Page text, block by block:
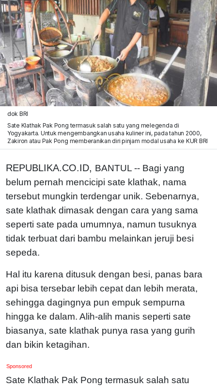
dok BRI
Sate Klathak Pak Pong termasuk salah satu yang melegenda di
Yogyakarta. Untuk mengembangkan usaha kuliner ini, pada tahun 2000,
Zakiron atau Pak Pong memberanikan diri pinjam modal usaha ke KUR BRI
REPUBLIKA.CO.ID, BANTUL -- Bagi yang
belum pernah mencicipi sate klathak, nama
tersebut mungkin terdengar unik. Sebenarnya,
sate klathak dimasak dengan cara yang sama
seperti sate pada umumnya, namun tusuknya
tidak terbuat dari bambu melainkan jeruji besi
sepeda.
Hal itu karena ditusuk dengan besi, panas bara
api bisa tersebar lebih cepat dan lebih merata,
sehingga dagingnya pun empuk sempurna
hingga ke dalam. Alih-alih manis seperti sate
biasanya, sate klathak punya rasa yang gurih
dan bikin ketagihan.
Sponsored
Sate Klathak Pak Pong termasuk salah satu